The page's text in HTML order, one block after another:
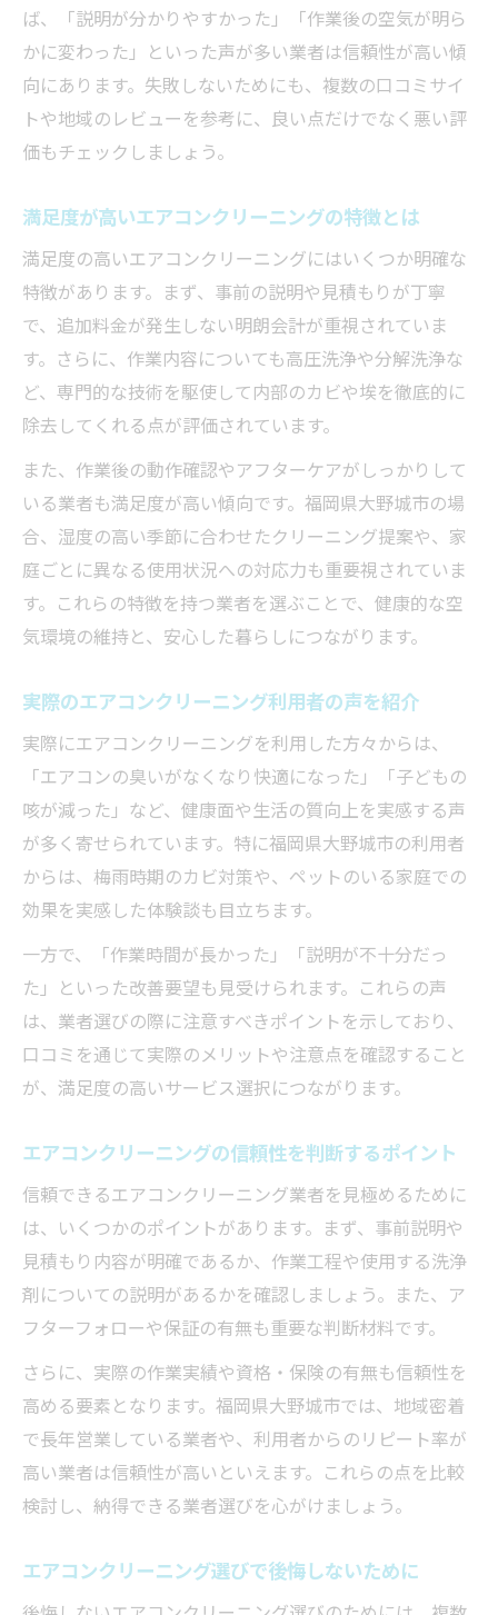
ば、「説明が分かりやすかった」「作業後の空気が明ら
かに変わった」といった声が多い業者は信頼性が高い傾
向にあります。失敗しないためにも、複数の口コミサイ
トや地域のレビューを参考に、良い点だけでなく悪い評
価もチェックしましょう。
満足度が高いエアコンクリーニングの特徴とは
満足度の高いエアコンクリーニングにはいくつか明確な
特徴があります。まず、事前の説明や見積もりが丁寧
で、追加料金が発生しない明朗会計が重視されていま
す。さらに、作業内容についても高圧洗浄や分解洗浄な
ど、専門的な技術を駆使して内部のカビや埃を徹底的に
除去してくれる点が評価されています。
また、作業後の動作確認やアフターケアがしっかりして
いる業者も満足度が高い傾向です。福岡県大野城市の場
合、湿度の高い季節に合わせたクリーニング提案や、家
庭ごとに異なる使用状況への対応力も重要視されていま
す。これらの特徴を持つ業者を選ぶことで、健康的な空
気環境の維持と、安心した暮らしにつながります。
実際のエアコンクリーニング利用者の声を紹介
実際にエアコンクリーニングを利用した方々からは、
「エアコンの臭いがなくなり快適になった」「子どもの
咳が減った」など、健康面や生活の質向上を実感する声
が多く寄せられています。特に福岡県大野城市の利用者
からは、梅雨時期のカビ対策や、ペットのいる家庭での
効果を実感した体験談も目立ちます。
一方で、「作業時間が長かった」「説明が不十分だっ
た」といった改善要望も見受けられます。これらの声
は、業者選びの際に注意すべきポイントを示しており、
口コミを通じて実際のメリットや注意点を確認すること
が、満足度の高いサービス選択につながります。
エアコンクリーニングの信頼性を判断するポイント
信頼できるエアコンクリーニング業者を見極めるために
は、いくつかのポイントがあります。まず、事前説明や
見積もり内容が明確であるか、作業工程や使用する洗浄
剤についての説明があるかを確認しましょう。また、ア
フターフォローや保証の有無も重要な判断材料です。
さらに、実際の作業実績や資格・保険の有無も信頼性を
高める要素となります。福岡県大野城市では、地域密着
で長年営業している業者や、利用者からのリピート率が
高い業者は信頼性が高いといえます。これらの点を比較
検討し、納得できる業者選びを心がけましょう。
エアコンクリーニング選びで後悔しないために